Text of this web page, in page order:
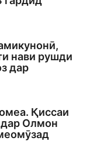
нави рушди
дар
Қиссаи
дар Олмон